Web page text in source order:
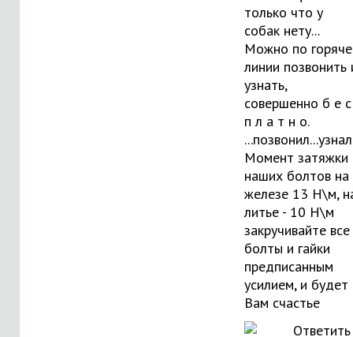
только что у
собак нету...
Можно по
линии позвонить
узнать,
совершенно б е с
п л а т н о.
Момент затяжки
наших болтов на
железе 13 Н\м,
литье - 10 Н\м
закручивайте все
болты и гайки
предписанным
усилием, и будет
Вам счастье